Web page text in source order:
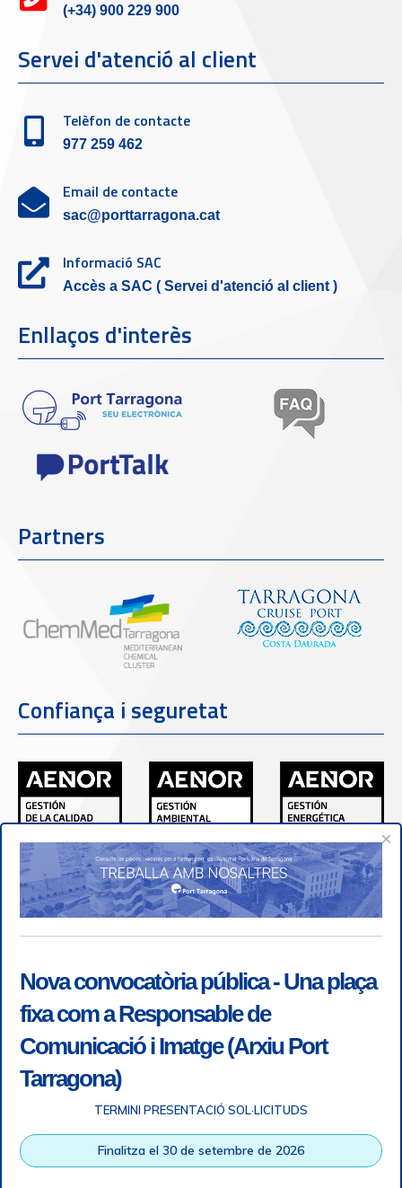
(+34) 900 229 900
Servei d'atenció al client
Telèfon de contacte
977 259 462
Email de contacte
sac@porttarragona.cat
Informació SAC
Accès a SAC ( Servei d'atenció al client )
Enllaços d'interès
Partners
Confiança i seguretat
×
Nova convocatòria pública - Una plaça
fixa com a Responsable de
Comunicació i Imatge (Arxiu Port
Tarragona)
TERMINI PRESENTACIÓ SOL·LICITUDS
Finalitza el 30 de setembre de 2026